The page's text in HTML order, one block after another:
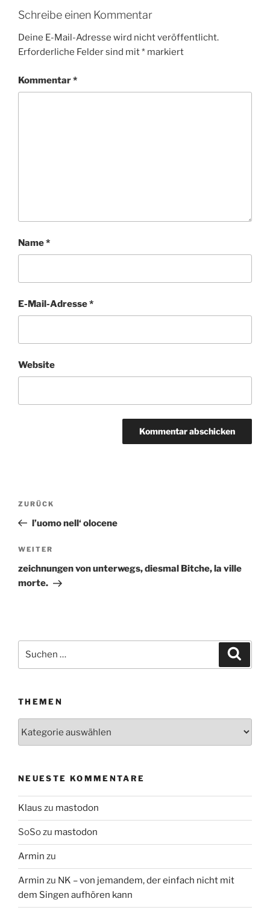
Schreibe einen Kommentar
Deine E-Mail-Adresse wird nicht veröffentlicht.
Erforderliche Felder sind mit* markiert
Kommentar*
Name*
E-Mail-Adresse*
Website
Beitragsnavigation
Vorheriger
Beitrag
ZURÜCK
l’uomo nell‘ olocene
Nächster
Beitrag
WEITER
zeichnungen von unterwegs, diesmal Bitche, la ville
morte.
Suchen
THEMEN
NEUESTE KOMMENTARE
Klaus zu mastodon
SoSozu mastodon
Armin zu
Armin zu NK – von jemandem, der einfach nicht mit
dem Singen aufhören kann